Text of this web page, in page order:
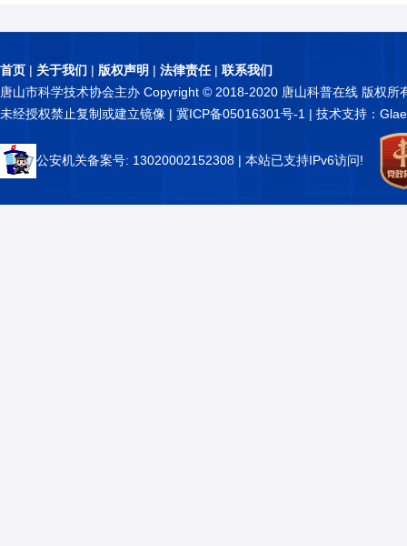
首页 | 关于我们 | 版权声明 | 法律责任| 联系我们
唐山市科学技术协会主办 Copyright © 2018-2020 唐山科普在线 版权所
未经授权禁止复制或建立镜像 | 冀ICP备05016301号-1 | 技术支持：
公安机关备案号: 13020002152308 | 本站已支持IPv6访问!